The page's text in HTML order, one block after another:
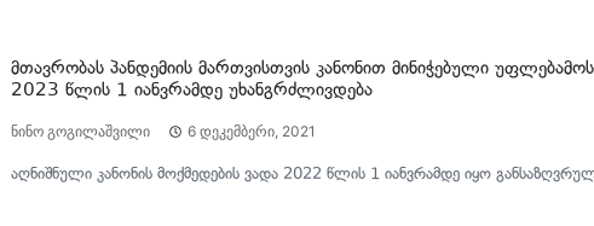
მთავრობას პანდემიის მართვისთვის კანონით მინიჭებული
2023 წლის 1 იანვრამდე უხანგრძლივდება
ნინო გოგილაშვილი 6 დეკემბერი, 2021
აღნიშნული კანონის მოქმედების ვადა 2022 წლის 1 იანვრამდე იყო